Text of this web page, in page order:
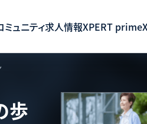
ミュニティ求人情報XPERT prime
歩